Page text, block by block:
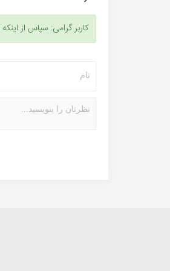
کاربر گرامی: سپاس از